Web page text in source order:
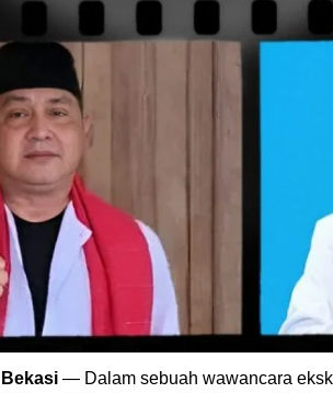
Bekasi — Dalam sebuah wawancara